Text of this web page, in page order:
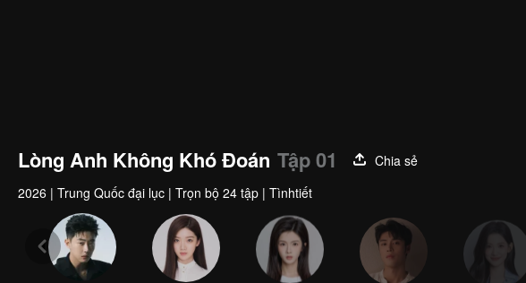
Lòng Anh Không Khó Đoán Tập 01
Chia sẻ
2026 | Trung Quốc đại lục | Trọn bộ 24 tập | Tìnhtiết